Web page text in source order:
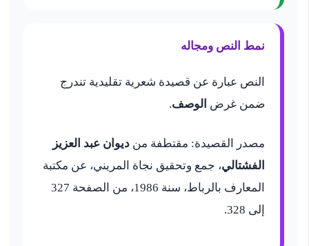
نمط النص ومجاله
النص عبارة عن قصيدة شعرية تقليدية تندرج
ضمن غرض الوصف.
مصدر القصيدة: مقتطفة من ديوان عبد العزيز
الفشتالي، جمع وتحقيق نجاة المريني، عن مكتبة
المعارف بالرباط، سنة 1986، من الصفحة 327
إلى 328.